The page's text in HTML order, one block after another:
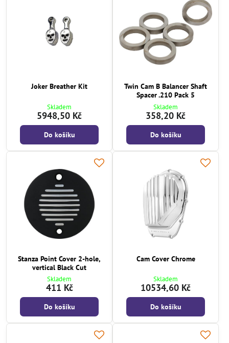
Joker Breather Kit
Skladem
5948,50 Kč
Do košíku
Twin Cam B Balancer Shaft
Spacer .210 Pack 5
Skladem
358,20 Kč
Do košíku
Stanza Point Cover 2-hole,
vertical Black Cut
Skladem
411 Kč
Do košíku
Cam Cover Chrome
Skladem
10534,60 Kč
Do košíku